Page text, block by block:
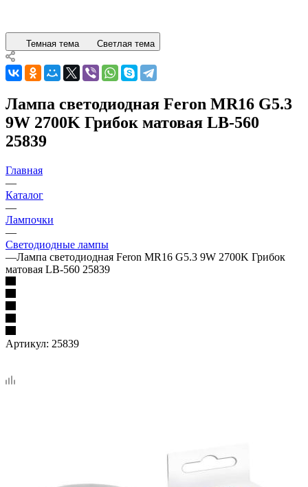
Темная тема Светлая тема
Лампа светодиодная Feron MR16 G5.3
9W 2700K Грибок матовая LB-560
25839
Главная
—
Каталог
—
Лампочки
—
Светодиодные лампы
—Лампа светодиодная Feron MR16 G5.3 9W 2700K Грибок
матовая LB-560 25839
Артикул: 25839